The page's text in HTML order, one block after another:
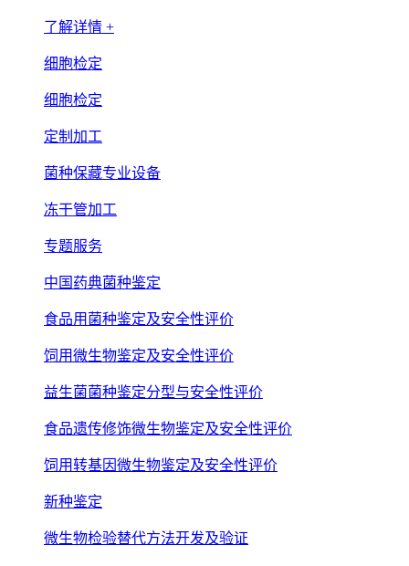
了解详情 +
细胞检定
细胞检定
定制加工
菌种保藏专业设备
冻干管加工
专题服务
中国药典菌种鉴定
食品用菌种鉴定及安全性评价
饲用微生物鉴定及安全性评价
益生菌菌种鉴定分型与安全性评价
食品遗传修饰微生物鉴定及安全性评价
饲用转基因微生物鉴定及安全性评价
新种鉴定
微生物检验替代方法开发及验证